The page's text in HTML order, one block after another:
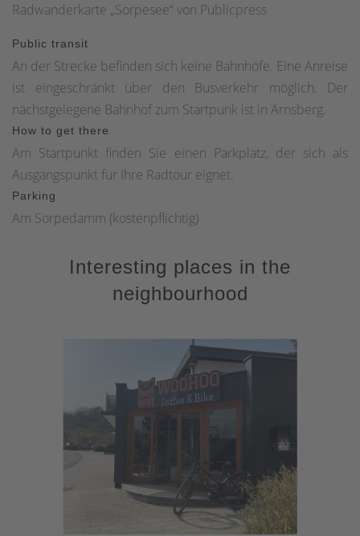
Radwanderkarte „Sorpesee“ von Publicpress
Public transit
An der Strecke befinden sich keine Bahnhöfe. Eine Anreise
ist eingeschränkt über den Busverkehr möglich. Der
nächstgelegene Bahnhof zum Startpunk ist in Arnsberg.
How to get there
Am Startpunkt finden Sie einen Parkplatz, der sich als
Ausgangspunkt für Ihre Radtour eignet.
Parking
Am Sorpedamm (kostenpflichtig)
Interesting places in the
neighbourhood